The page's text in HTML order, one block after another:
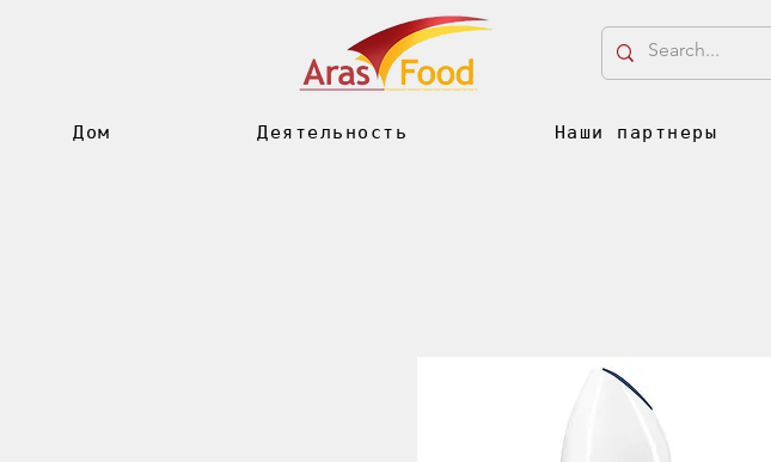
Дом Деятельность Наши партнеры